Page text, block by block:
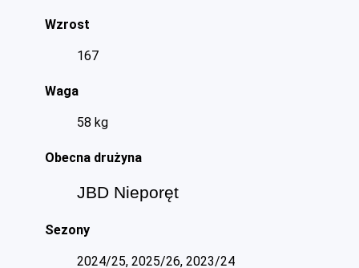
Wzrost
167
Waga
58 kg
Obecna drużyna
JBD Nieporęt
Sezony
2024/25, 2025/26, 2023/24